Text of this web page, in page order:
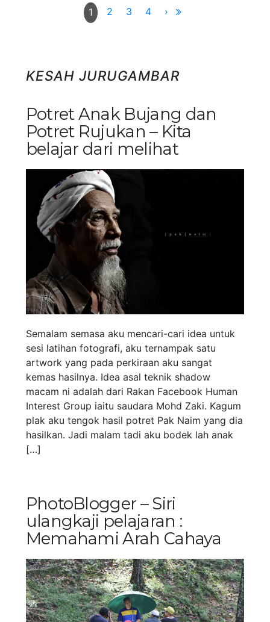
1 2 3 4 ›
KESAH JURUGAMBAR
Potret Anak Bujang dan
Potret Rujukan – Kita
belajar dari melihat
Semalam semasa aku mencari-cari idea untuk
sesi latihan fotografi, aku ternampak satu
artwork yang pada perkiraan aku sangat
kemas hasilnya. Idea asal teknik shadow
macam ni adalah dari Rakan Facebook Human
Interest Group iaitu saudara Mohd Zaki. Kagum
plak aku tengok hasil potret Pak Naim yang dia
hasilkan. Jadi malam tadi aku bodek lah anak
[…]
PhotoBlogger – Siri
ulangkaji pelajaran :
Memahami Arah Cahaya